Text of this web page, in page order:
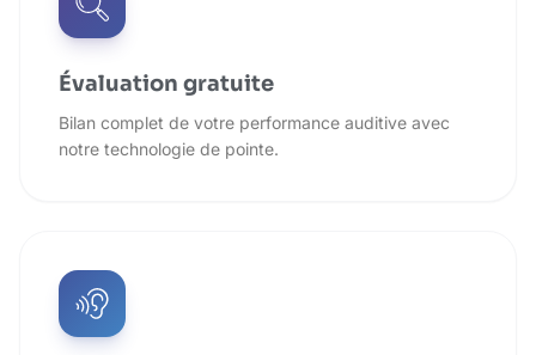
Évaluation gratuite
Bilan complet de votre performance auditive avec
notre technologie de pointe.